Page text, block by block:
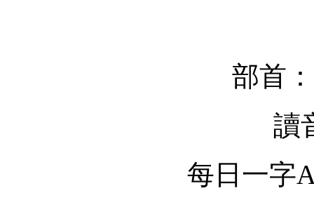
部首：
讀
每日一字